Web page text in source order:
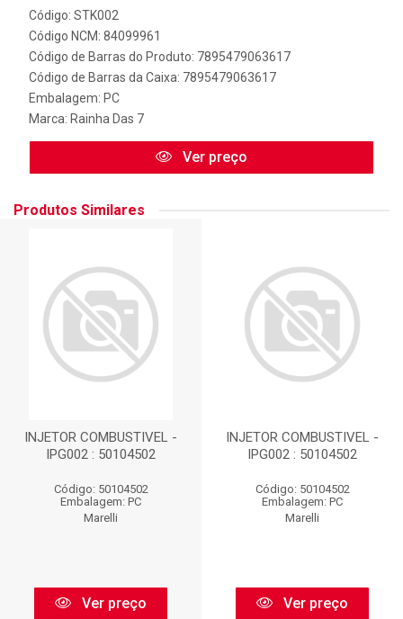
Código: STK002
Código NCM: 84099961
Código de Barras do Produto: 7895479063617
Código de Barras da Caixa: 7895479063617
Embalagem: PC
Marca: Rainha Das 7
Ver preço
Produtos Similares
INJETOR COMBUSTIVEL -
IPG002 : 50104502
Código: 50104502
Embalagem: PC
Marelli
Ver preço
INJETOR COMBUSTIVEL -
IPG002 : 50104502
Código: 50104502
Embalagem: PC
Marelli
Ver preço